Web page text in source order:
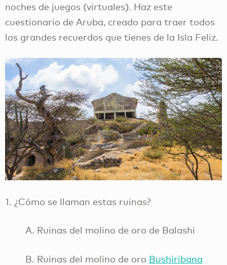
noches de juegos (virtuales). Haz este
cuestionario de Aruba, creado para traer todos
los grandes recuerdos que tienes de la Isla Feliz.
1. ¿Cómo se llaman estas ruinas?
A. Ruinas del molino de oro de Balashi
B. Ruinas del molino de oro Bushiribana